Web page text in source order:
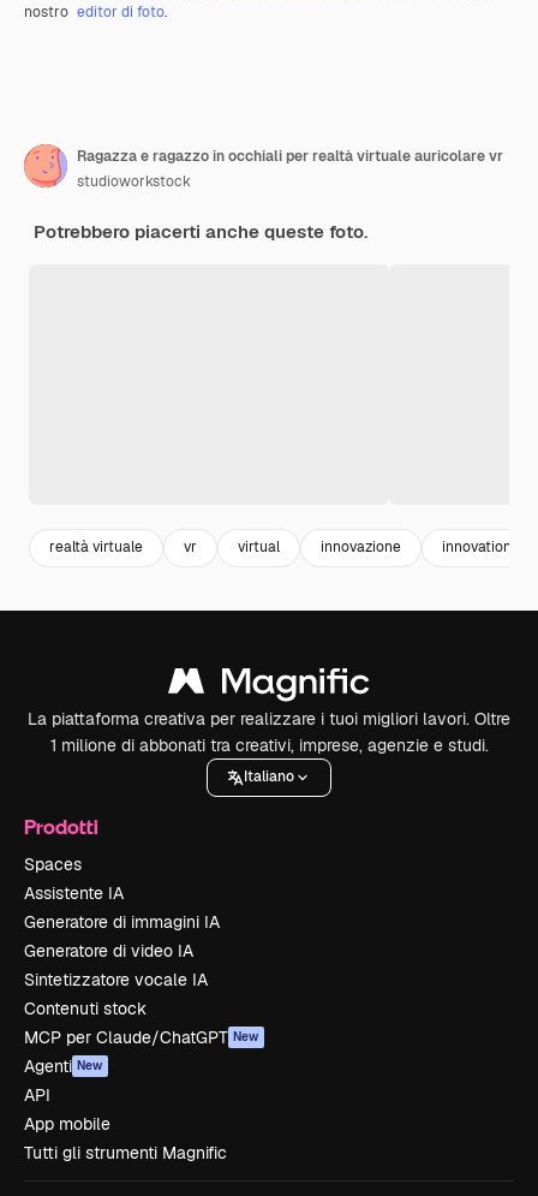
nostro editor di foto.
Ragazza e ragazzo in occhiali per realtà virtuale auricolare vr
studioworkstock
Potrebbero piacerti anche queste foto.
realtà virtuale vr virtual innovazione innovation
La piattaforma creativa per realizzare i tuoi migliori lavori. Oltre
1 milione di abbonati tra creativi, imprese, agenzie e studi.
Italiano
Prodotti
Spaces
Assistente IA
Generatore di immagini IA
Generatore di video IA
Sintetizzatore vocale IA
Contenuti stock
MCP per Claude/ChatGPT New
Agenti New
API
App mobile
Tutti gli strumenti Magnific